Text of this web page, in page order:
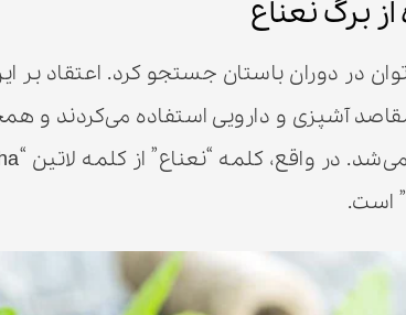
برگ نعناع
در دوران باستان جستجو کرد. اعتقاد بر
آشپزی و دارویی استفاده می‌کردند و
است.